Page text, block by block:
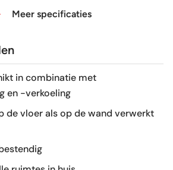
R10
Meer specificaties
in combinatie met
en -verkoeling
de vloer als op de wand verwerkt